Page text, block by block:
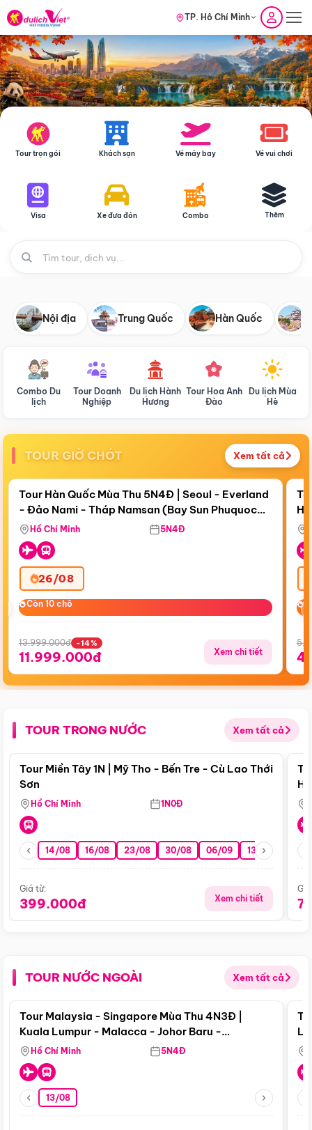
TP. Hồ Chí Minh
Tour trọn gói Khách sạn Vé máy bay Vé vui chơi
Visa Xe đưa đón Combo Thêm
Nội địa Trung Quốc Hàn Quốc
Combo Du
lịch
Tour Doanh
Nghiệp
Du lịch Hành
Hương
Tour Hoa Anh
Đào
Du lịch Mùa
Hè
TOUR GIỜ CHÓT Xem tất cả
Còn18 ngày 06:11:56
Bay Sun Phuquoc Airways
Điểm nổi bật
Tour Hàn Quốc Mùa Thu 5N4Đ | Seoul - Everland
- Đảo Nami - Tháp Namsan (Bay Sun Phuquoc
Airways)
Hồ Chí Minh 5N4Đ
26/08
Còn 10 chỗ
Còn 10 chỗ
13.999.000đ -14%
11.999.000đ Xem chi tiết
TOUR TRONG NƯỚC Xem tất cả
Điểm nổi bật
Tour Miền Tây 1N | Mỹ Tho - Bến Tre - Cù Lao Thới
Sơn
Hồ Chí Minh 1N0Đ
14/08 16/08 23/08 30/08 06/09 13/09 20/09
Giá từ:
399.000đ Xem chi tiết
TOUR NƯỚC NGOÀI Xem tất cả
Điểm nổi bật
Tour Malaysia - Singapore Mùa Thu 4N3Đ |
Kuala Lumpur - Malacca - Johor Baru -
Singapore
Hồ Chí Minh 5N4Đ
13/08